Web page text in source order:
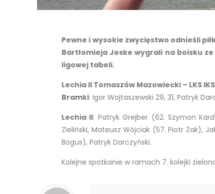
Pewne i wysokie zwycięstwo odnieśli
Bartłomieja Jeske wygrali na boisku
ligowej tabeli.
Lechia II Tomaszów Mazowiecki – LKS
Bramki: Igor Wojtaszewski 29, 31, Patryk
Lechia II: Patryk Grejber (62. Szymon
Zieliński, Mateusz Wójciak (57. Piotr Żak),
Bogus), Patryk Darczyński.
Kolejne spotkanie w ramach 7. kolejki